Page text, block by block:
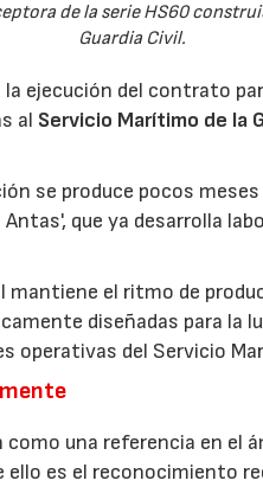
de la serie HS60
Guardia Civil.
ejecución del contrato
al Servicio Marítimo de la
se produce pocos
que ya desarrolla
el ritmo de
diseñadas para
operativas del Servicio
una referencia en el
es el reconocimiento